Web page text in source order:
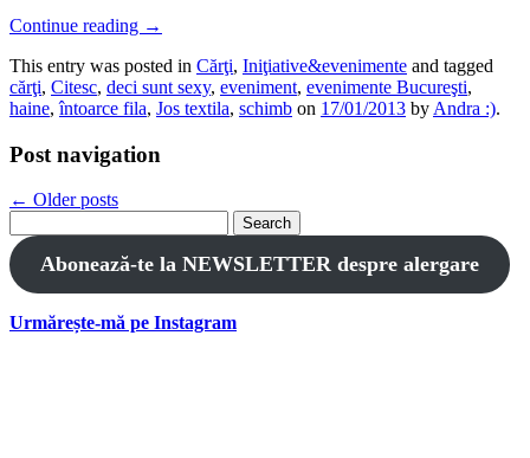
Continue reading →
This entry was posted in Cărţi, Iniţiative&evenimente and tagged
cărţi, Citesc, deci sunt sexy, eveniment, evenimente Bucureşti,
haine,întoarce fila, Jos textila, schimb on 17/01/2013 by Andra :).
Post navigation
← Older posts
for:
Abonează-te la NEWSLETTER despre alergare
Urmărește-mă pe Instagram